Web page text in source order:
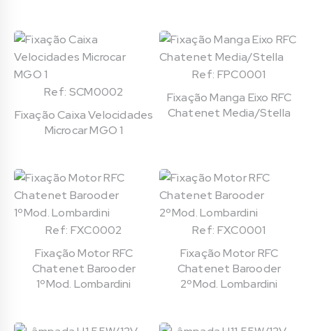
Ref: SCM0002
Fixação Caixa Velocidades
Microcar MGO 1
Ref: FPC0001
Fixação Manga Eixo RFC
Chatenet Media/Stella
Ref: FXC0002
Fixação Motor RFC
Chatenet Barooder
1ºMod. Lombardini
Ref: FXC0001
Fixação Motor RFC
Chatenet Barooder
2ºMod. Lombardini